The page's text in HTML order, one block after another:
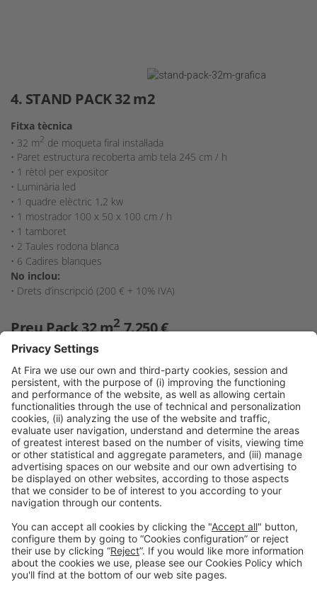
4. STAND PACK 32 m2
Fitxa tècnica
• 32 m2 de moqueta firal instal·lada
• Paret estructura recoberta amb tela 245 cm / h
• 1 rètol per expositor
• Luminària led
• 1 quadre elèctric 1,2 kw
• 1 mostrador 100 x 50 x 100 cm / h
• 1 tamboret
• 2 Taules rodona blanca
• 6 Cadires blanques
No inclou:
• Drets d’inscripció (200 € + 10% IVA)
Preu Pack 32 m27.250 €
10% IVA no inclòs
Possibilitat de
personalitzar el teu
stand amb una
lona
1 Lona 800 x 249 cm1.823€
Avís legalPolítica de privacitatPolítica de cookies